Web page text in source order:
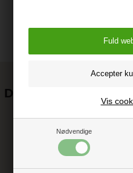
Nødvendige
Vis
Det kan blive endnu